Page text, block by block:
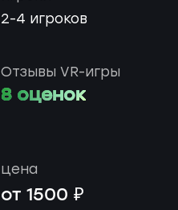
2-4 игроков
Отзывы VR-игры
8 оценок
цена
от 1500 ₽